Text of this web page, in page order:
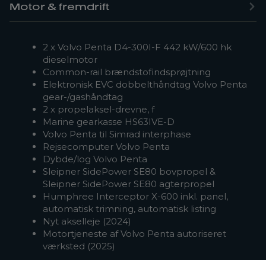
Motor & fremdrift
2 x Volvo Penta D4-300I-F 442 kW/600 hk
dieselmotor
Common-rail brændstofindsprøjtning
Elektronisk EVC dobbelthåndtag Volvo Penta
gear-/gashåndtag
2 x propelaksel-drevne, f
Marine gearkasse HS63IVE-D
Volvo Penta til Simrad interphase
Rejsecomputer Volvo Penta
Dybde/log Volvo Penta
Sleipner SidePower SE80 bovpropel &
Sleipner SidePower SE80 agterpropel
Humphree Interceptor X-600 inkl. panel,
automatisk trimning, automatisk listing
Nyt akselleje (2024)
Motortjeneste af Volvo Penta autoriseret
værksted (2025)